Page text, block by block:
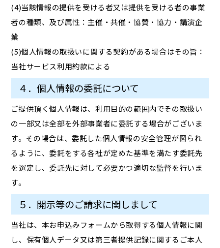
(4)当該情報の提供を受ける者又は提供を受ける者の事業
者の種類、及び属性：主催・共催・協賛・協力・講演企
業
(5)個人情報の取扱いに関する契約がある場合はその旨：
当社サービス利用約款による
４．個人情報の委託について
ご提供頂く個人情報は、利用目的の範囲内でその取扱い
の一部又は全部を外部事業者に委託する場合がございま
す。その場合は、委託した個人情報の安全管理が図られ
るように、委託をする各社が定めた基準を満たす委託先
を選定し、委託先に対して必要かつ適切な監督を行いま
す。
５．開示等のご請求に関しまして
当社は、本お申込みフォームから取得する個人情報に関
し、保有個人データ又は第三者提供記録に関するご本人